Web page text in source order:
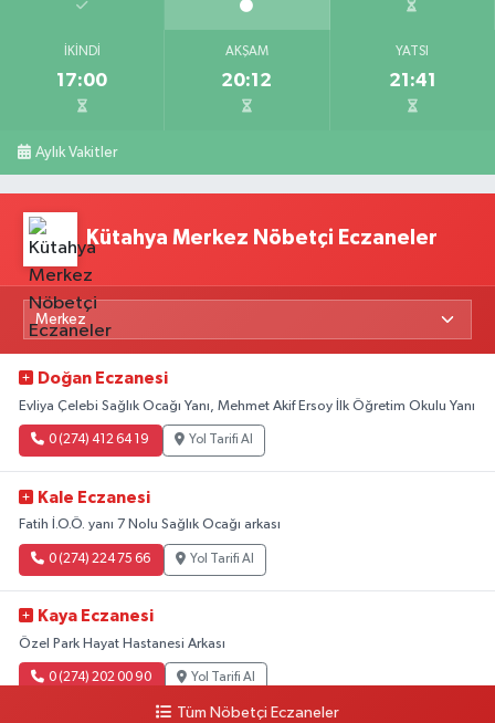
İKINDI
17:00
AKŞAM
20:12
YATSI
21:41
Aylık Vakitler
Kütahya Merkez Nöbetçi Eczaneler
Doğan Eczanesi
Evliya Çelebi Sağlık Ocağı Yanı, Mehmet Akif Ersoy İlk Öğretim Okulu Yanı
0 (274) 412 64 19 Yol Tarifi Al
Kale Eczanesi
Fatih İ.O.Ö. yanı 7 Nolu Sağlık Ocağı arkası
0 (274) 224 75 66 Yol Tarifi Al
Kaya Eczanesi
Özel Park Hayat Hastanesi Arkası
0 (274) 202 00 90 Yol Tarifi Al
Tüm Nöbetçi Eczaneler